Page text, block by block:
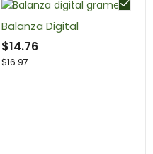
Balanza Digital
$14.76
$16.97